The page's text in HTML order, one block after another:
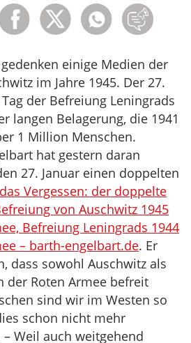
einige Medien der
im Jahre 1945. Der 27.
der Befreiung Leningrads
langen Belagerung, die 1941
1 Million Menschen.
hat gestern daran
27. Januar einen doppelten
Vergessen: der doppelte
von Auschwitz 1945
Befreiung Leningrads 1944
– barth-engelbart.de. Er
dass sowohl Auschwitz als
der Roten Armee befreit
sind wir im Westen so
schon nicht mehr
Weil auch weitgehend